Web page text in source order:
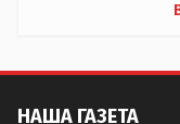
НАША ГАЗЕТА